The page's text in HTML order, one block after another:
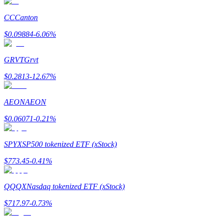
شركاء Bitrue
CCCanton
$0.09884-6.06%
GRVTGrvt
$0.2813-12.67%
AEONAEON
$0.06071-0.21%
SPYXSP500 tokenized ETF (xStock)
$773.45-0.41%
QQQXNasdaq tokenized ETF (xStock)
$717.97-0.73%